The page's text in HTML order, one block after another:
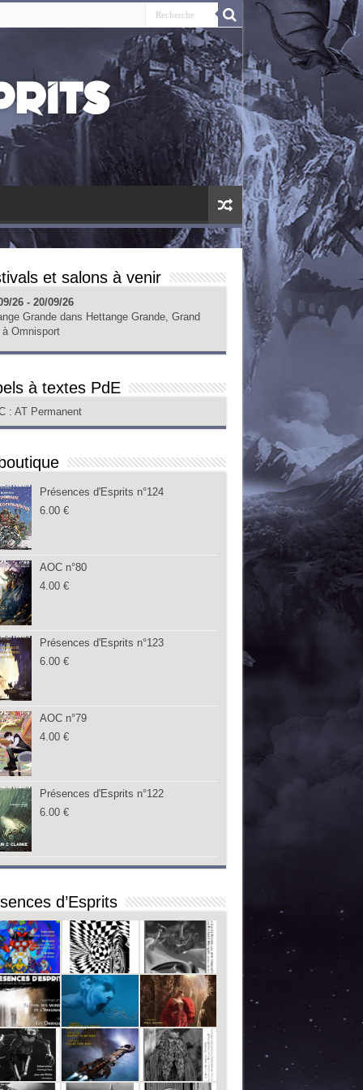
et salons à venir
26 - 20/09/26
Grande dans Hettange Grande, Grand
à Omnisport
à textes PdE
: AT Permanent
Présences d'Esprits n°124
6.00 €
AOC n°80
4.00 €
Présences d'Esprits n°123
6.00 €
AOC n°79
4.00 €
Présences d'Esprits n°122
6.00 €
d’Esprits